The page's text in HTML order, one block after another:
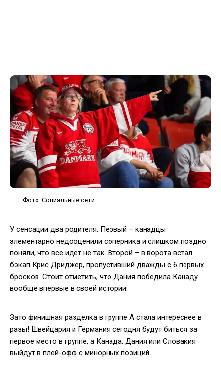
Фото: Социальные сети
У сенсации два родителя. Первый – канадцы
элементарно недооценили соперника и слишком поздно
поняли, что все идет не так. Второй – в ворота встал
бэкап Крис Дриджер, пропустивший дважды с 6 первых
бросков. Стоит отметить, что Дания победила Канаду
вообще впервые в своей истории.
Зато финишная разделка в группе A стала интереснее в
разы! Швейцария и Германия сегодня будут биться за
первое место в группе, а Канада, Дания или Словакия
выйдут в плей-офф с минорных позиций.